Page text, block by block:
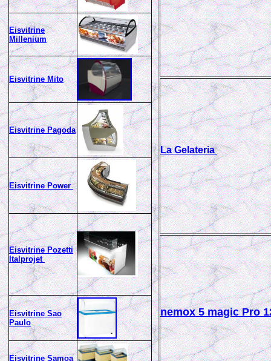
Eisvitrine
Millenium
Eisvitrine Mito
Eisvitrine Pagoda
Eisvitrine Power
Eisvitrine Pozetti
Italprojet
Eisvitrine Sao
Paulo
Eisvitrine Samoa
La Gelateria
nemox 5 magic Pro